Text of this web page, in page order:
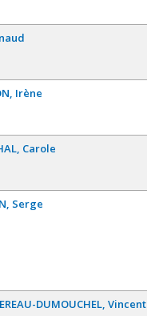
Irène
Carole
Serge
DUMOUCHEL Vincent